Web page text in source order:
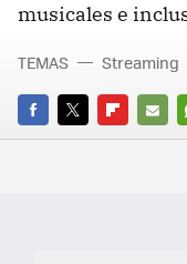
musicales e
FACEBOOK
TWITTERFLIPBOARD
E-
TEMAS Streaming